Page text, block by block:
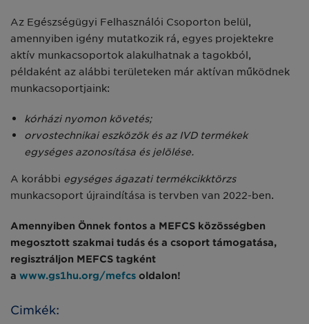
Az Egészségügyi Felhasználói Csoporton belül,
amennyiben igény mutatkozik rá, egyes projektekre
aktív munkacsoportok alakulhatnak a tagokból,
példaként az alábbi területeken már aktívan működnek
munkacsoportjaink:
kórházi nyomon követés;
orvostechnikai eszközök és az IVD termékek
egységes azonosítása és jelölése.
A korábbi egységes ágazati termékcikktörzs
munkacsoport újraindítása is tervben van 2022-ben.
Amennyiben Önnek fontos a MEFCS közösségben
megosztott szakmai tudás és a csoport támogatása,
regisztráljon MEFCS tagként
a www.gs1hu.org/mefcs oldalon!
Cimkék: